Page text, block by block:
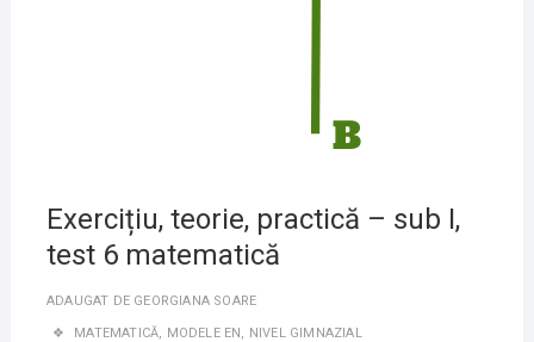
Exercițiu, teorie, practică – sub I,
test 6 matematică
ADAUGAT DE GEORGIANA SOARE
MATEMATICĂ, MODELE EN, NIVEL GIMNAZIAL